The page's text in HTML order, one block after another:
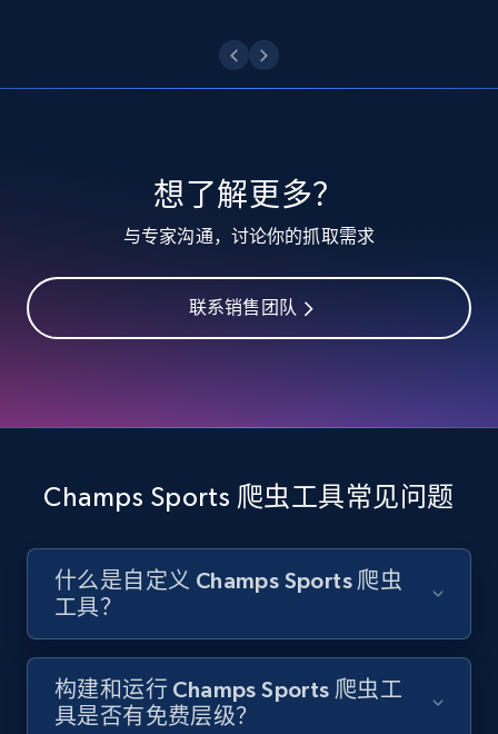
1.2K+
TikTok - Profiles
Account id, Nickname, Biography, Awg
engagement rate, Comment engagement rate,
and more.
and country
Account id, Nickname, Biography, Awg
Like engagement rate, Bio link, Predicted lang,
and more.
想了解更多？
与专家沟通，讨论你的抓取需求
联系销售团队
Champs Sports 爬虫工具常见问题
什么是自定义 Champs Sports 爬虫
工具？
构建和运行 Champs Sports 爬虫工
具是否有免费层级？